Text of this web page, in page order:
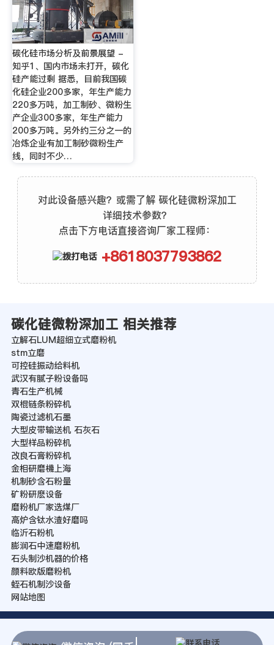
碳化硅市场分析及前景展望 -
知乎1、国内市场未打开，碳化
硅产能过剩 据悉，目前我国碳
化硅企业200多家，年生产能力
220多万吨，加工制砂、微粉生
产企业300多家，年生产能力
200多万吨。另外约三分之一的
冶炼企业有加工制砂微粉生产
线，同时不少…
对此设备感兴趣？或需了解 碳化硅微粉深加工
详细技术参数？
点击下方电话直接咨询厂家工程师：
+8618037793862
碳化硅微粉深加工 相关推荐
立解石LUM超细立式磨粉机
stm立磨
可控硅振动给料机
武汉有腻子粉设备吗
青石生产机械
双棍链条粉碎机
陶瓷过滤机石墨
大型皮带输送机 石灰石
大型样品粉碎机
改良石膏粉碎机
金相研磨機上海
机制砂含石粉量
矿粉研麽设备
磨粉机厂家选煤厂
高炉含钛水渣好磨吗
临沂石粉机
膨润石中速磨粉机
石头制沙机器的价格
颜料欧版磨粉机
蛭石机制沙设备
网站地图